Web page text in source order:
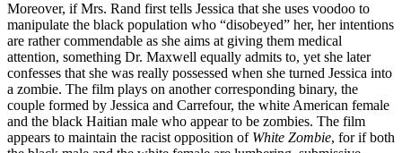
Moreover, if Mrs. Rand first tells Jessica that she uses voodoo to
manipulate the black population who “disobeyed” her, her intentions
are rather commendable as she aims at giving them medical
attention, something Dr. Maxwell equally admits to, yet she later
confesses that she was really possessed when she turned Jessica into
a zombie. The film plays on another corresponding binary, the
couple formed by Jessica and Carrefour, the white American female
and the black Haitian male who appear to be zombies. The film
appears to maintain the racist opposition of White Zombie, for if both